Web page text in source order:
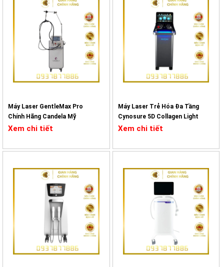
Giới thiệu về máy Laser Helios 4
Máy HELIOS 4 là dòng máy laser thẩm mỹ tiên tiến, kết hợp đỉnh cao
giữa bước sóng picosecond 785nm mang tính cách mạng và các
bước sóng nanosecond 1064nm, 532nm truyền thống.
Với sự tích hợp này, HELIOS IV 785 không chỉ nâng cao hiệu quả điều
trên toàn thế giới.
Nguyên lý hoạt động của máy laser Helios 4
HELIOS IV 785 được thiết kế với bộ cộng hưởng laser trạng thái rắn
Kết hợp bước sóng đa năng
Picosecond 785nm với công nghệ bước sóng tiên tiến
nhất hiện nay, lý tưởng để phá vỡ các sắc tố cứng đầu
như nám sâu và hình xăm màu khó xử lý.
Nanosecond 1064nm và 532nm hoàn hảo trong việc điều
Máy Laser GentleMax Pro
Chính Hãng Candela Mỹ
Xem chi tiết
Máy Laser Trẻ Hóa Đa Tầng
Cynosure 5D Collagen Light
Xem chi tiết